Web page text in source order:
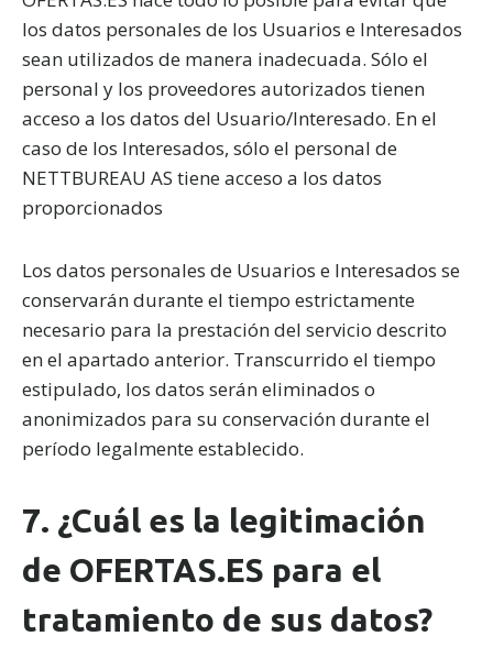
los datos personales de los Usuarios e Interesados
sean utilizados de manera inadecuada. Sólo el
personal y los proveedores autorizados tienen
acceso a los datos del Usuario/Interesado. En el
caso de los Interesados, sólo el personal de
NETTBUREAU AS tiene acceso a los datos
proporcionados
Los datos personales de Usuarios e Interesados se
conservarán durante el tiempo estrictamente
necesario para la prestación del servicio descrito
en el apartado anterior. Transcurrido el tiempo
estipulado, los datos serán eliminados o
anonimizados para su conservación durante el
período legalmente establecido.
7. ¿Cuál es la legitimación
de OFERTAS.ES para el
tratamiento de sus datos?